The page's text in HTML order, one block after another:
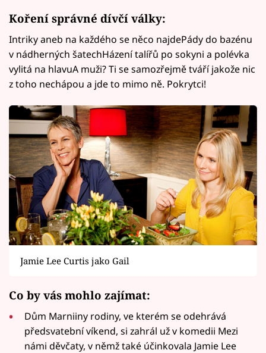
Koření správné dívčí války:
Intriky aneb na každého se něco najdePády do bazénu
v nádherných šatechHázení talířů po sokyni a polévka
vylitá na hlavuA muži? Ti se samozřejmě tváří jakože nic
z toho nechápou a jde to mimo ně. Pokrytci!
Jamie Lee Curtis jako Gail
Co by vás mohlo zajímat:
Dům Marniiny rodiny, ve kterém se odehrává
předsvatební víkend, si zahrál už v komedii Mezi
námi děvčaty, v němž také účinkovala Jamie Lee